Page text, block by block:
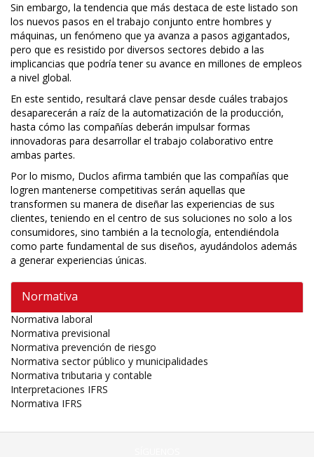
Sin embargo, la tendencia que más destaca de este listado son
los nuevos pasos en el trabajo conjunto entre hombres y
máquinas, un fenómeno que ya avanza a pasos agigantados,
pero que es resistido por diversos sectores debido a las
implicancias que podría tener su avance en millones de empleos
a nivel global.
En este sentido, resultará clave pensar desde cuáles trabajos
desaparecerán a raíz de la automatización de la producción,
hasta cómo las compañías deberán impulsar formas
innovadoras para desarrollar el trabajo colaborativo entre
ambas partes.
Por lo mismo, Duclos afirma también que las compañías que
logren mantenerse competitivas serán aquellas que
transformen su manera de diseñar las experiencias de sus
clientes, teniendo en el centro de sus soluciones no solo a los
consumidores, sino también a la tecnología, entendiéndola
como parte fundamental de sus diseños, ayudándolos además
a generar experiencias únicas.
Normativa
Normativa laboral
Normativa previsional
Normativa prevención de riesgo
Normativa sector público y municipalidades
Normativa tributaria y contable
Interpretaciones IFRS
Normativa IFRS